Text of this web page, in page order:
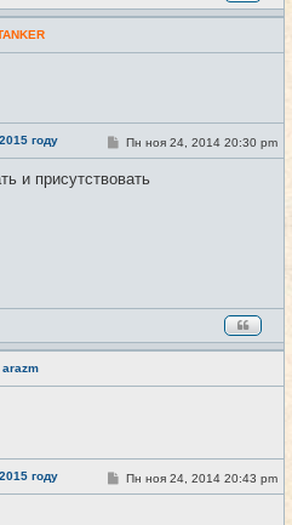
году #19
С
о
б
Пн ноя 24, 2014 20:30 pm
и присутствовать
arazm
году #20
С
о
Пн ноя 24, 2014 20:43 pm